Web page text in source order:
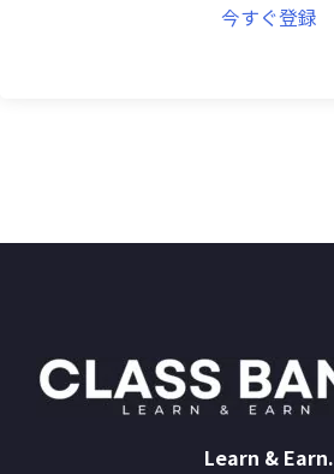
今すぐ登録
Learn & Earn.